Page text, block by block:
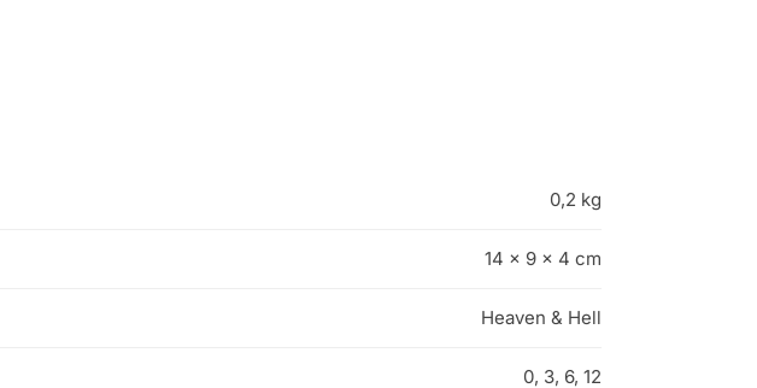
0,2 kg
14 × 9 × 4 cm
Heaven & Hell
0, 3, 6, 12